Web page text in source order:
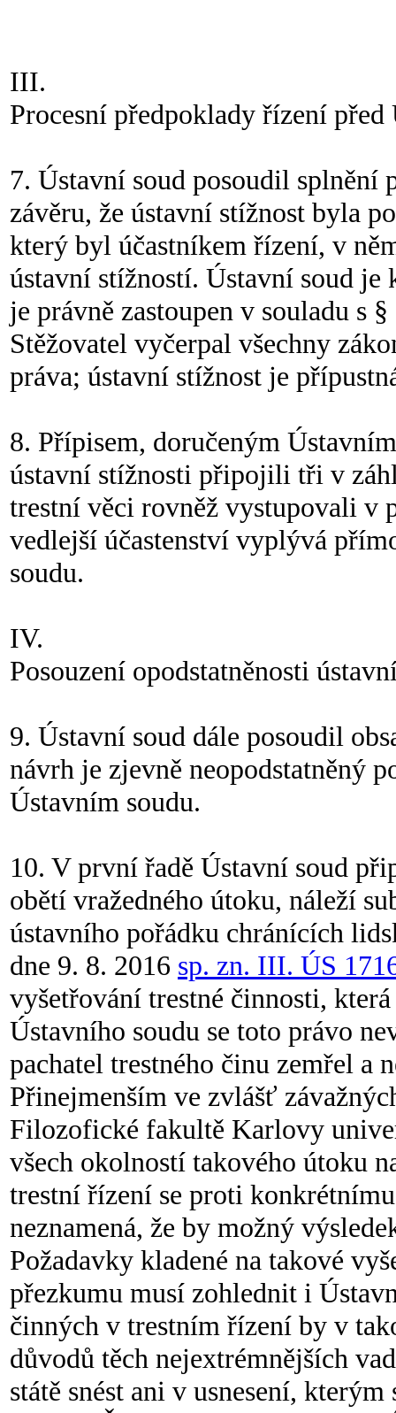
III.
Procesní předpoklady řízení před
7. Ústavní soud posoudil splnění
závěru, že ústavní stížnost byla
který byl účastníkem řízení, v
ústavní stížností. Ústavní soud
je právně zastoupen v souladu s
Stěžovatel vyčerpal všechny
práva; ústavní stížnost je
8. Přípisem, doručeným
ústavní stížnosti připojili tři v
trestní věci rovněž vystupovali v
vedlejší účastenství vyplývá
soudu.
IV.
Posouzení opodstatněnosti
9. Ústavní soud dále posoudil
návrh je zjevně neopodstatněný
Ústavním soudu.
10. V první řadě Ústavní soud
obětí vražedného útoku, náleží
ústavního pořádku chránících
dne 9. 8. 2016 sp. zn. III. ÚS
vyšetřování trestné činnosti,
Ústavního soudu se toto právo
pachatel trestného činu zemřel a
Přinejmenším ve zvlášť
Filozofické fakultě Karlovy
všech okolností takového útoku
trestní řízení se proti
neznamená, že by možný
Požadavky kladené na takové
přezkumu musí zohlednit i
činných v trestním řízení by v
důvodů těch nejextrémnějších
státě snést ani v usnesení,